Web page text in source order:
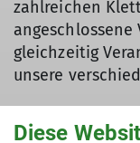
zahlreichen
gleichzeitig
unsere
Diese